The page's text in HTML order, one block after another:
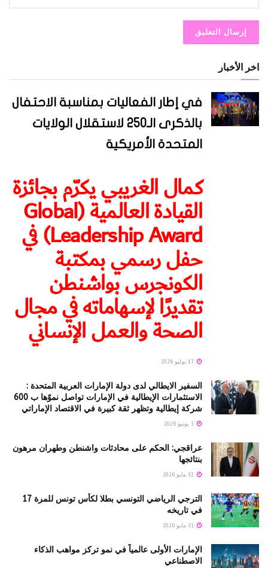
اخر الأخبار
في إطار الفعاليات بمناسبة الاحتفال
بالذكرى الـ250 لاستقلال الولايات
المتحدة الأمريكية
كمال الغريبي يكرّم بجائزة
القيادة العالمية (Global
Leadership Award) في
حفل رسمي بمكتبة
الكونجرس بواشنطن
تقديرًا لإسهاماته في مجال
الصحة والعمل الإنساني
السفير الايطالي لدى دولة الإمارات العربية المتحدة :
الاستثمارات الإيطالية في الإمارات تواصل نموّها ب 600
شركة إيطالية وتظهر ثقة كبيرة في الاقتصاد الإماراتي
عراقجي: الحكم على محادثات واشنطن وطهران مرهون
بنتائجها
الترجي الرياضي التونسي بطلا لكأس تونس للمرة 17
في تاريخه
الإمارات الأولى عالمياً في نمو تركز مواهب الذكاء
الاصطناعي